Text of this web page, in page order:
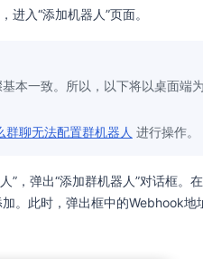
，进入“添加机器人”页面。
本一致。所以，以下将以桌面端
群聊无法配置群机器人 进行操作。
”，弹出“添加群机器人”对话框。
加。此时，弹出框中的Webhook